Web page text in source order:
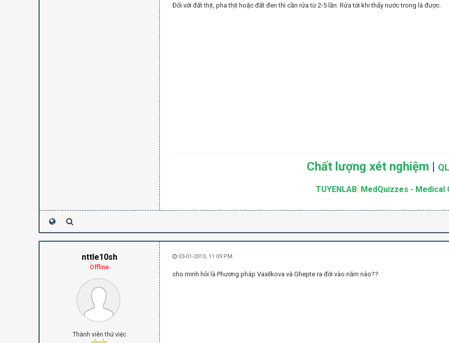
Đối với đất thịt, pha thịt hoặc đất đen thì cần rửa từ 2-5 lần. Rửa tới khi thấy nước trong là được.
Chất lượng xét nghiệm |
TUYENLAB| MedQuizzes - Medical
nttle10sh
Offline
Thành viên thử việc
03-01-2013, 11:09 PM
cho minh hỏi là Phương pháp Vaxilkova và Ghepte ra đời vào năm nào??